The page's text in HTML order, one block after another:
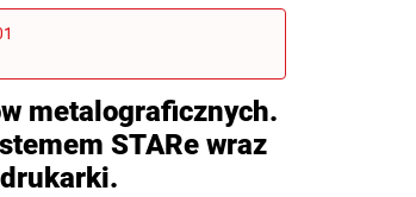
metalograficznych.
STARe wraz